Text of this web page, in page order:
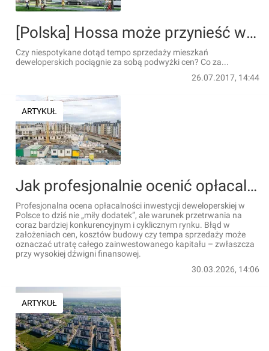
[Polska] Hossa może przynieść wyższe ceny
Czy niespotykane dotąd tempo sprzedaży mieszkań
deweloperskich pociągnie za sobą podwyżki cen? Co za...
26.07.2017, 14:44
ARTYKUŁ
Jak profesjonalnie ocenić opłacalność inwestycji deweloperskiej w Polsce? Przewodnik krok po kroku
Profesjonalna ocena opłacalności inwestycji deweloperskiej w
Polsce to dziś nie „miły dodatek”, ale warunek przetrwania na
coraz bardziej konkurencyjnym i cyklicznym rynku. Błąd w
założeniach cen, kosztów budowy czy tempa sprzedaży może
oznaczać utratę całego zainwestowanego kapitału – zwłaszcza
przy wysokiej dźwigni finansowej.
30.03.2026, 14:06
ARTYKUŁ